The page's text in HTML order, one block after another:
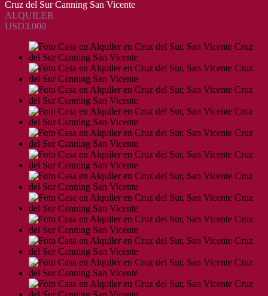
Cruz del Sur Canning San Vicente
ALQUILER
USD3.000